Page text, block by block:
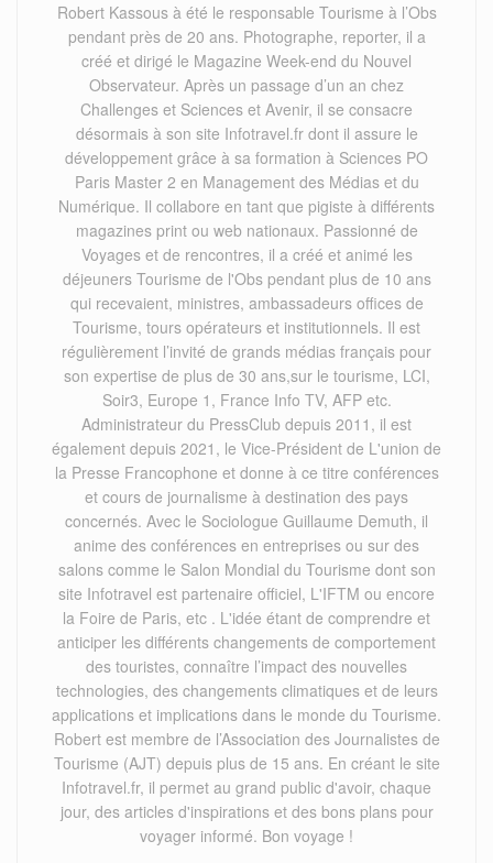
Robert Kassous à été le responsable Tourisme à l’Obs
pendant près de 20 ans. Photographe, reporter, il a
créé et dirigé le Magazine Week-end du Nouvel
Observateur. Après un passage d’un an chez
Challenges et Sciences et Avenir, il se consacre
désormais à son site Infotravel.fr dont il assure le
développement grâce à sa formation à Sciences PO
Paris Master 2 en Management des Médias et du
Numérique. Il collabore en tant que pigiste à différents
magazines print ou web nationaux. Passionné de
Voyages et de rencontres, il a créé et animé les
déjeuners Tourisme de l'Obs pendant plus de 10 ans
qui recevaient, ministres, ambassadeurs offices de
Tourisme, tours opérateurs et institutionnels. Il est
régulièrement l’invité de grands médias français pour
son expertise de plus de 30 ans,sur le tourisme, LCI,
Soir3, Europe 1, France Info TV, AFP etc.
Administrateur du PressClub depuis 2011, il est
également depuis 2021, le Vice-Président de L'union de
la Presse Francophone et donne à ce titre conférences
et cours de journalisme à destination des pays
concernés. Avec le Sociologue Guillaume Demuth, il
anime des conférences en entreprises ou sur des
salons comme le Salon Mondial du Tourisme dont son
site Infotravel est partenaire officiel, L'IFTM ou encore
la Foire de Paris, etc . L'idée étant de comprendre et
anticiper les différents changements de comportement
des touristes, connaître l’impact des nouvelles
technologies, des changements climatiques et de leurs
applications et implications dans le monde du Tourisme.
Robert est membre de l’Association des Journalistes de
Tourisme (AJT) depuis plus de 15 ans. En créant le site
Infotravel.fr, il permet au grand public d'avoir, chaque
jour, des articles d'inspirations et des bons plans pour
voyager informé. Bon voyage !